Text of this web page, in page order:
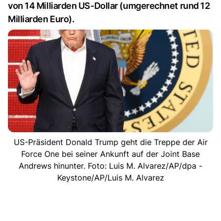
von 14 Milliarden US-Dollar (umgerechnet rund 12
Milliarden Euro).
US-Präsident Donald Trump geht die Treppe der Air
Force One bei seiner Ankunft auf der Joint Base
Andrews hinunter. Foto: Luis M. Alvarez/AP/dpa -
Keystone/AP/Luis M. Alvarez